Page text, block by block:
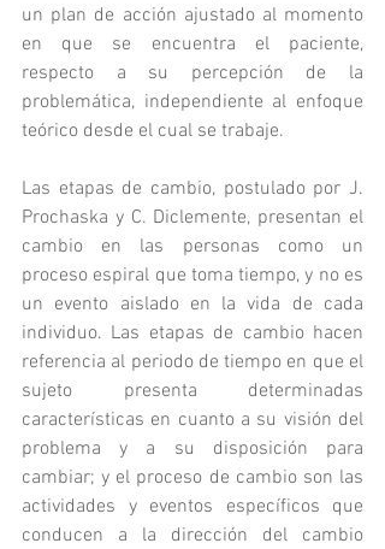
un plan de acción ajustado al momento
en que se encuentra el paciente,
respecto a su percepción de la
problemática, independiente al enfoque
teórico desde el cual se trabaje.
Las etapas de cambio, postulado por J.
Prochaska y C. Diclemente, presentan el
cambio en las personas como un
proceso espiral que toma tiempo, y no es
un evento aislado en la vida de cada
individuo. Las etapas de cambio hacen
referencia al periodo de tiempo en que el
sujeto presenta determinadas
características en cuanto a su visión del
problema y a su disposición para
cambiar; y el proceso de cambio son las
actividades y eventos específicos que
conducen a la dirección del cambio